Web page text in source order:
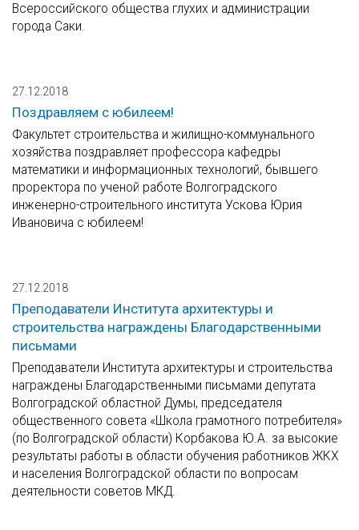
Всероссийского общества глухих и администрации
города Саки.
27.12.2018
Поздравляем с юбилеем!
Факультет строительства и жилищно-коммунального
хозяйства поздравляет профессора кафедры
математики и информационных технологий, бывшего
проректора по ученой работе Волгоградского
инженерно-строительного института Ускова Юрия
Ивановича с юбилеем!
27.12.2018
Преподаватели Института архитектуры и
строительства награждены Благодарственными
письмами
Преподаватели Института архитектуры и строительства
награждены Благодарственными письмами депутата
Волгоградской областной Думы, председателя
общественного совета «Школа грамотного потребителя»
(по Волгоградской области) Корбакова Ю.А. за высокие
результаты работы в области обучения работников ЖКХ
и населения Волгоградской области по вопросам
деятельности советов МКД.